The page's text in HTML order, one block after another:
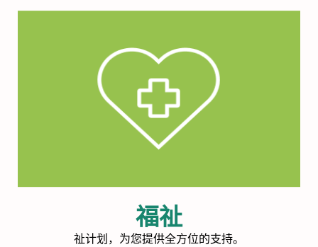
福祉
祉计划，为您提供全方位的支持。